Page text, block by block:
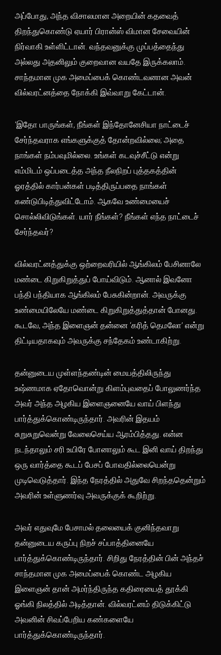
அப்போது, அந்த விசாலமான அறையின் கதவைத்
திறந்துகொண்டு ஏயார் பிரான்ஸ் விமான சேவையின்
நிர்வாகி உள்ளிட்டான். வந்தவனுக்கு முப்பத்தைந்து
அல்லது அதனிலும் குறைவான வயதே இருக்கலாம்.
சாந்தமான முக அமைப்பைக் கொண்டவனான அவன்
வில்வரட்னத்தை நோக்கி இவ்வாறு கேட்டான்.
‘இதோ பாருங்கள், நீங்கள் இந்தோனேசியா நாட்டைச்
சேர்ந்தவராக எங்களுக்குத் தோன்றவில்லை; அதை
நாங்கள் நம்பவுமில்லை. உங்கள் கடவுச்சீட்டு என்று
எம்மிடம் ஒப்படைத்த அந்த நீலநிறப் புத்தகத்தின்
ஓரத்தில் கார்பன்கள் படித்திருப்பதை நாங்கள்
கண்டுபிடித்துவிட்டோம். ஆகவே உண்மையைச்
சொல்லிவிடுங்கள். யார் நீங்கள்? நீங்கள் எந்த நாட்டைச்
சேர்ந்தவர்?
வில்வரட்னத்துக்கு ஒற்றைவரியில் ஆங்கிலம் பேசினாலே
மண்டை கிறுகிறுத்துப் போய்விடும். ஆனால் இவனோ
பந்தி பந்தியாக ஆங்கிலம் பேசுகின்றான். அவருக்கு
உண்மையிலேயே மண்டை கிறுகிறுத்துத்தான் போனது.
கூடவே, அந்த இளைஞன் தன்னை ‘கரித் தெமலோ’ என்று
திட்டியதாகவும் அவருக்கு சந்தேகம் உண்டாகிற்று.
தன்னுடைய முள்ளந்தண்டின் மையத்திலிருந்து
உஷ்ணமாக ஏதோவொன்று கிளம்புவதைப் போலுணர்ந்த
அவர் அந்த அழகிய இளைஞனையே வாய் பிளந்து
பார்த்துக்கொண்டிருந்தார். அவரின் இதயம்
சுறுசுறுவென்று வேலைசெய்ய ஆரம்பித்தது. என்ன
நடந்தாலும் சரி உயிரே போனாலும் கூட இனி வாய் திறந்து
ஒரு வார்த்தை கூடப் பேசப் போவதில்லையென்று
முடிவெடுத்தார். இந்த நேரத்தில் அதுவே சிறந்ததென்றும்
அவரின் உள்ளுணர்வு அவருக்குக் கூறிற்று.
அவர் எதுவுமே பேசாமல் தலையைக் குனிந்தவாறு
தன்னுடைய கருப்பு நிறச் சப்பாத்தினையே
பார்த்துக்கொண்டிருந்தார். சிறிது நேரத்தின் பின் அந்தச்
சாந்தமான முக அமைப்பைக் கொண்ட அழகிய
இளைஞன் தான் அமர்ந்திருந்த கதிரையைத் தூக்கி
ஓங்கி நிலத்தில் அடித்தான். வில்வரட்னம் திடுக்கிட்டு
அவனின் சிவப்பேறிய கண்களையே
பார்த்துக்கொண்டிருந்தார்.